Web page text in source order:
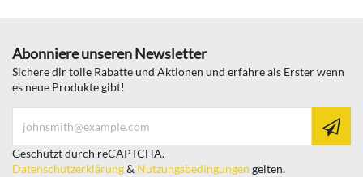
Abonniere unseren Newsletter
Sichere dir tolle Rabatte und Aktionen und erfahre als Erster wenn
es neue Produkte gibt!
Geschützt durch reCAPTCHA.
Datenschutzerklärung& Nutzungsbedingungen gelten.